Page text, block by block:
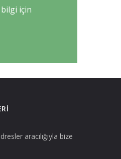
bilgi için
aracılığıyla bize